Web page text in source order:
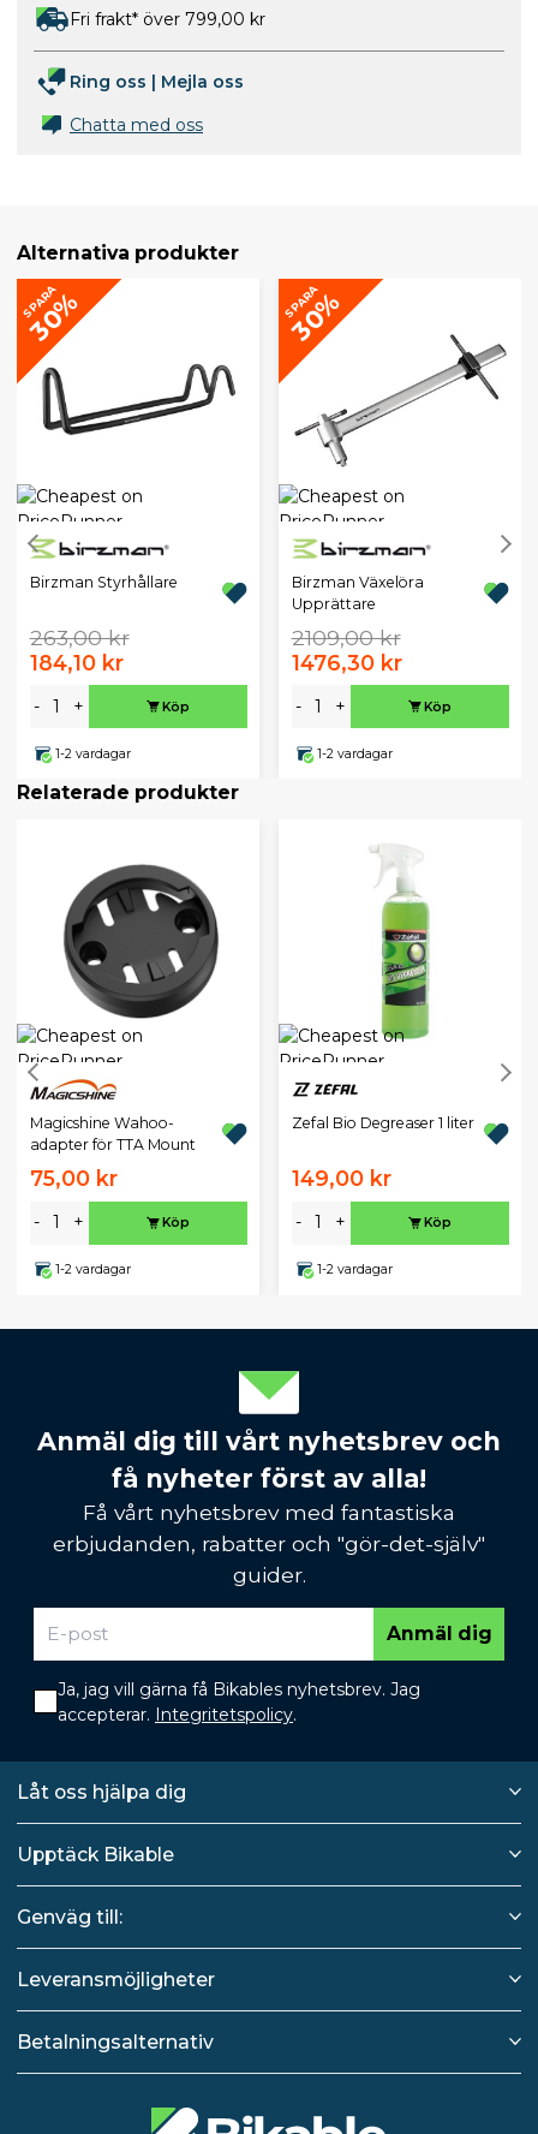
Fri frakt* över 799,00 kr
Ring oss | Mejla oss
Chatta med oss
Alternativa produkter
SPARA
30%
Birzman Styrhållare
263,00 kr
184,10 kr
- + Köp
1-2 vardagar
SPARA
30%
Birzman Växelöra
Upprättare
2109,00 kr
1476,30 kr
- + Köp
1-2 vardagar
Relaterade produkter
Magicshine Wahoo-
adapter för TTA Mount
75,00 kr
- + Köp
1-2 vardagar
Zefal Bio Degreaser 1 liter
149,00 kr
- + Köp
1-2 vardagar
Anmäl dig till vårt nyhetsbrev och
få nyheter först av alla!
Få vårt nyhetsbrev med fantastiska
erbjudanden, rabatter och "gör-det-själv"
guider.
Anmäl dig
Ja, jag vill gärna få Bikables nyhetsbrev. Jag
accepterar. Integritetspolicy.
Låt oss hjälpa dig
Upptäck Bikable
Genväg till:
Leveransmöjligheter
Betalningsalternativ